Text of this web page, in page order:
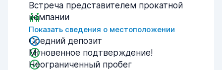
Встреча представителем прокатной
компании
Показать сведения о местоположении
Средний депозит
Мгновенное подтверждение!
Неограниченный пробег